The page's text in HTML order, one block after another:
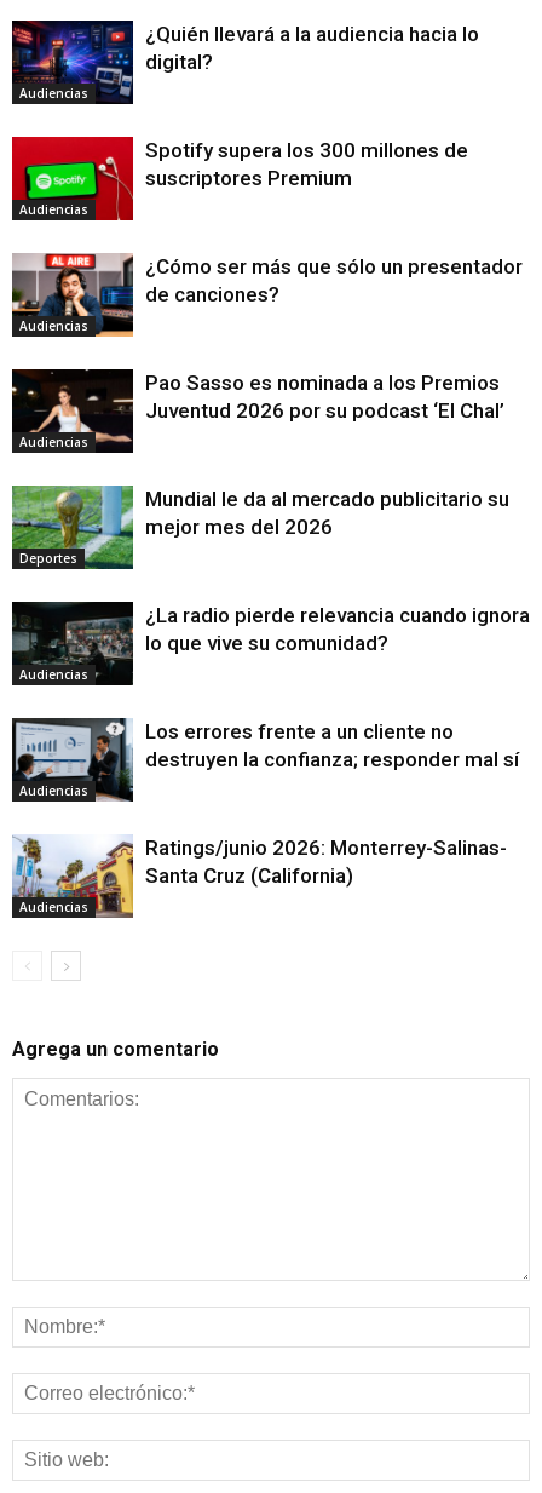
Audiencias
¿Quién llevará a la audiencia hacia lo
digital?
Audiencias
Spotify supera los 300 millones de
suscriptores Premium
Audiencias
¿Cómo ser más que sólo un presentador
de canciones?
Audiencias
Pao Sasso es nominada a los Premios
Juventud 2026 por su podcast ‘El Chal’
Deportes
Mundial le da al mercado publicitario su
mejor mes del 2026
Audiencias
¿La radio pierde relevancia cuando ignora
lo que vive su comunidad?
Audiencias
Los errores frente a un cliente no
destruyen la confianza; responder mal sí
Audiencias
Ratings/junio 2026: Monterrey-Salinas-
Santa Cruz (California)
Agrega un comentario